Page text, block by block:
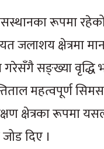
रूपमा रहेको
जलाशय क्षेत्रमा
गरेसँगै सङ्ख्या वृद्धि
महत्वपूर्ण
क्षेत्रका रूपमा
दिए ।